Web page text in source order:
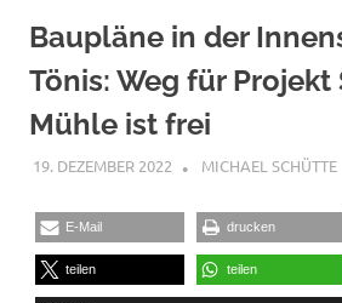
Baupläne in der
Tönis: Weg für Projekt
Mühle ist frei
19. DEZEMBER 2022 MICHAEL SCHÜTTE
E-Mail drucken
teilen teilen